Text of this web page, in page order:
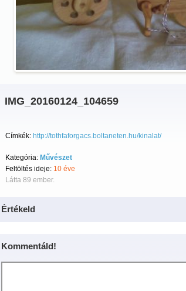
IMG_20160124_104659
Címkék: http://tothfaforgacs.boltaneten.hu/kinalat/
Kategória: Művészet
Feltöltés ideje: 10 éve
Látta 89 ember.
Értékeld
Kommentáld!